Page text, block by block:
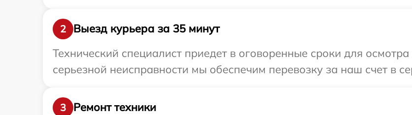
2
Выезд курьера за 35 минут
Технический специалист приедет в оговоренные сроки для
серьезной неисправности мы обеспечим перевозку за наш счет в
3
Ремонт техники